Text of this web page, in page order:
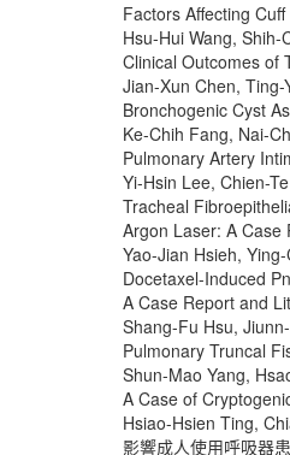
Factors Affecting
Hsu-Hui Wang, Shih-
Clinical Outcomes of
Jian-Xun Chen, Ting-
Bronchogenic Cyst
Ke-Chih Fang, Nai-
Pulmonary Artery
Yi-Hsin Lee, Chien-
Tracheal
Argon Laser: A Case
Yao-Jian Hsieh,
Docetaxel-Induced
A Case Report and
Shang-Fu Hsu,
Pulmonary Truncal
Shun-Mao Yang,
A Case of
Hsiao-Hsien Ting,
影響成人使用呼吸器